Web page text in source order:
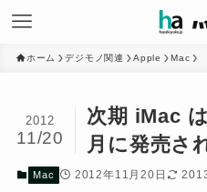
ホーム デジモノ関連 Apple Mac
次期 iMac
月に発売さ
2012
11/20
Mac 2012年11月20日